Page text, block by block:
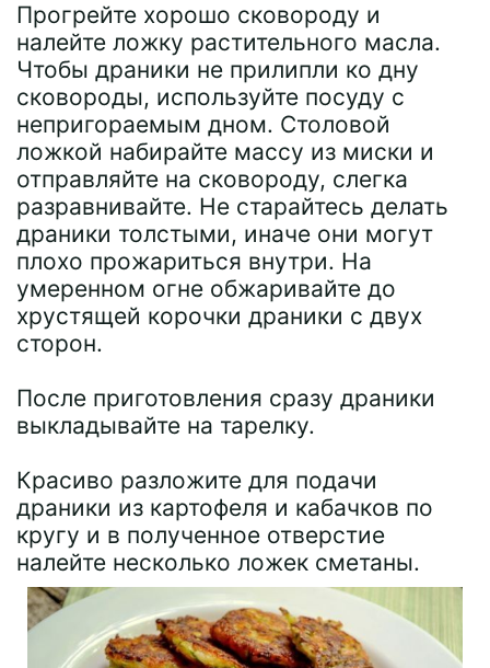
Прогрейте хорошо сковороду и
налейте ложку растительного масла.
Чтобы драники не прилипли ко дну
сковороды, используйте посуду с
непригораемым дном. Столовой
ложкой набирайте массу из миски и
отправляйте на сковороду, слегка
разравнивайте. Не старайтесь делать
драники толстыми, иначе они могут
плохо прожариться внутри. На
умеренном огне обжаривайте до
хрустящей корочки драники с двух
сторон.
После приготовления сразу драники
выкладывайте на тарелку.
Красиво разложите для подачи
драники из картофеля и кабачков по
кругу и в полученное отверстие
налейте несколько ложек сметаны.